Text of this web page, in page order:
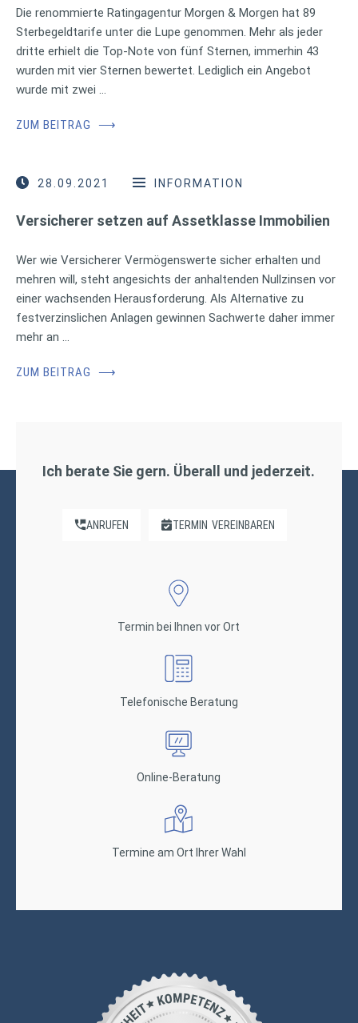
Die renommierte Ratingagentur Morgen & Morgen hat 89
Sterbegeldtarife unter die Lupe genommen. Mehr als jeder
dritte erhielt die Top-Note von fünf Sternen, immerhin 43
wurden mit vier Sternen bewertet. Lediglich ein Angebot
wurde mit zwei …
ZUM BEITRAG ⟶
28.09.2021 INFORMATION
Versicherer setzen auf Assetklasse Immobilien
Wer wie Versicherer Vermögenswerte sicher erhalten und
mehren will, steht angesichts der anhaltenden Nullzinsen vor
einer wachsenden Herausforderung. Als Alternative zu
festverzinslichen Anlagen gewinnen Sachwerte daher immer
mehr an …
ZUM BEITRAG ⟶
Ich berate Sie gern. Überall und jederzeit.
ANRUFEN TERMIN VEREINBAREN
Termin bei Ihnen vor Ort
Telefonische Beratung
Online-Beratung
Termine am Ort Ihrer Wahl